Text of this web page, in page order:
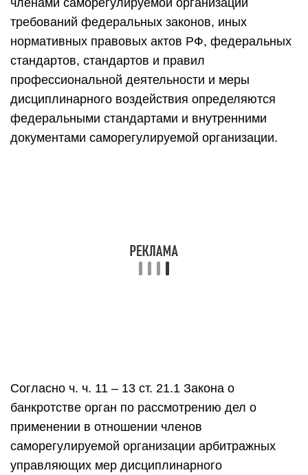
членами саморегулируемой организации
требований федеральных законов, иных
нормативных правовых актов РФ, федеральных
стандартов, стандартов и правил
профессиональной деятельности и меры
дисциплинарного воздействия определяются
федеральными стандартами и внутренними
документами саморегулируемой организации.
Согласно ч. ч. 11 – 13 ст. 21.1 Закона о
банкротстве орган по рассмотрению дел о
применении в отношении членов
саморегулируемой организации арбитражных
управляющих мер дисциплинарного